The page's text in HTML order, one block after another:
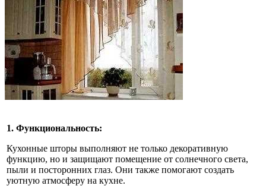
1. Функциональность:
Кухонные шторы выполняют не только декоративную
функцию, но и защищают помещение от солнечного света,
пыли и посторонних глаз. Они также помогают создать
уютную атмосферу на кухне.